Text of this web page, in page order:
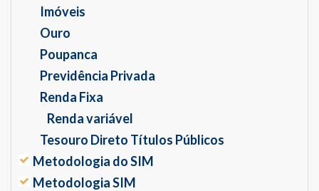
Imóveis
Ouro
Poupanca
Previdência Privada
Renda Fixa
Renda variável
Tesouro Direto Títulos Públicos
Metodologia do SIM
Metodologia SIM